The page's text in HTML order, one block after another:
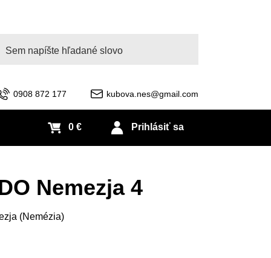
0908 872 177 kubova.nes@gmail.com
Prihlásiť sa
0 €
Nemezja 4
(Nemézia)